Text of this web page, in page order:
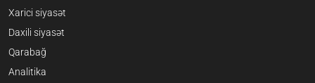
Xarici siyasət
Daxili siyasət
Qarabağ
Analitika